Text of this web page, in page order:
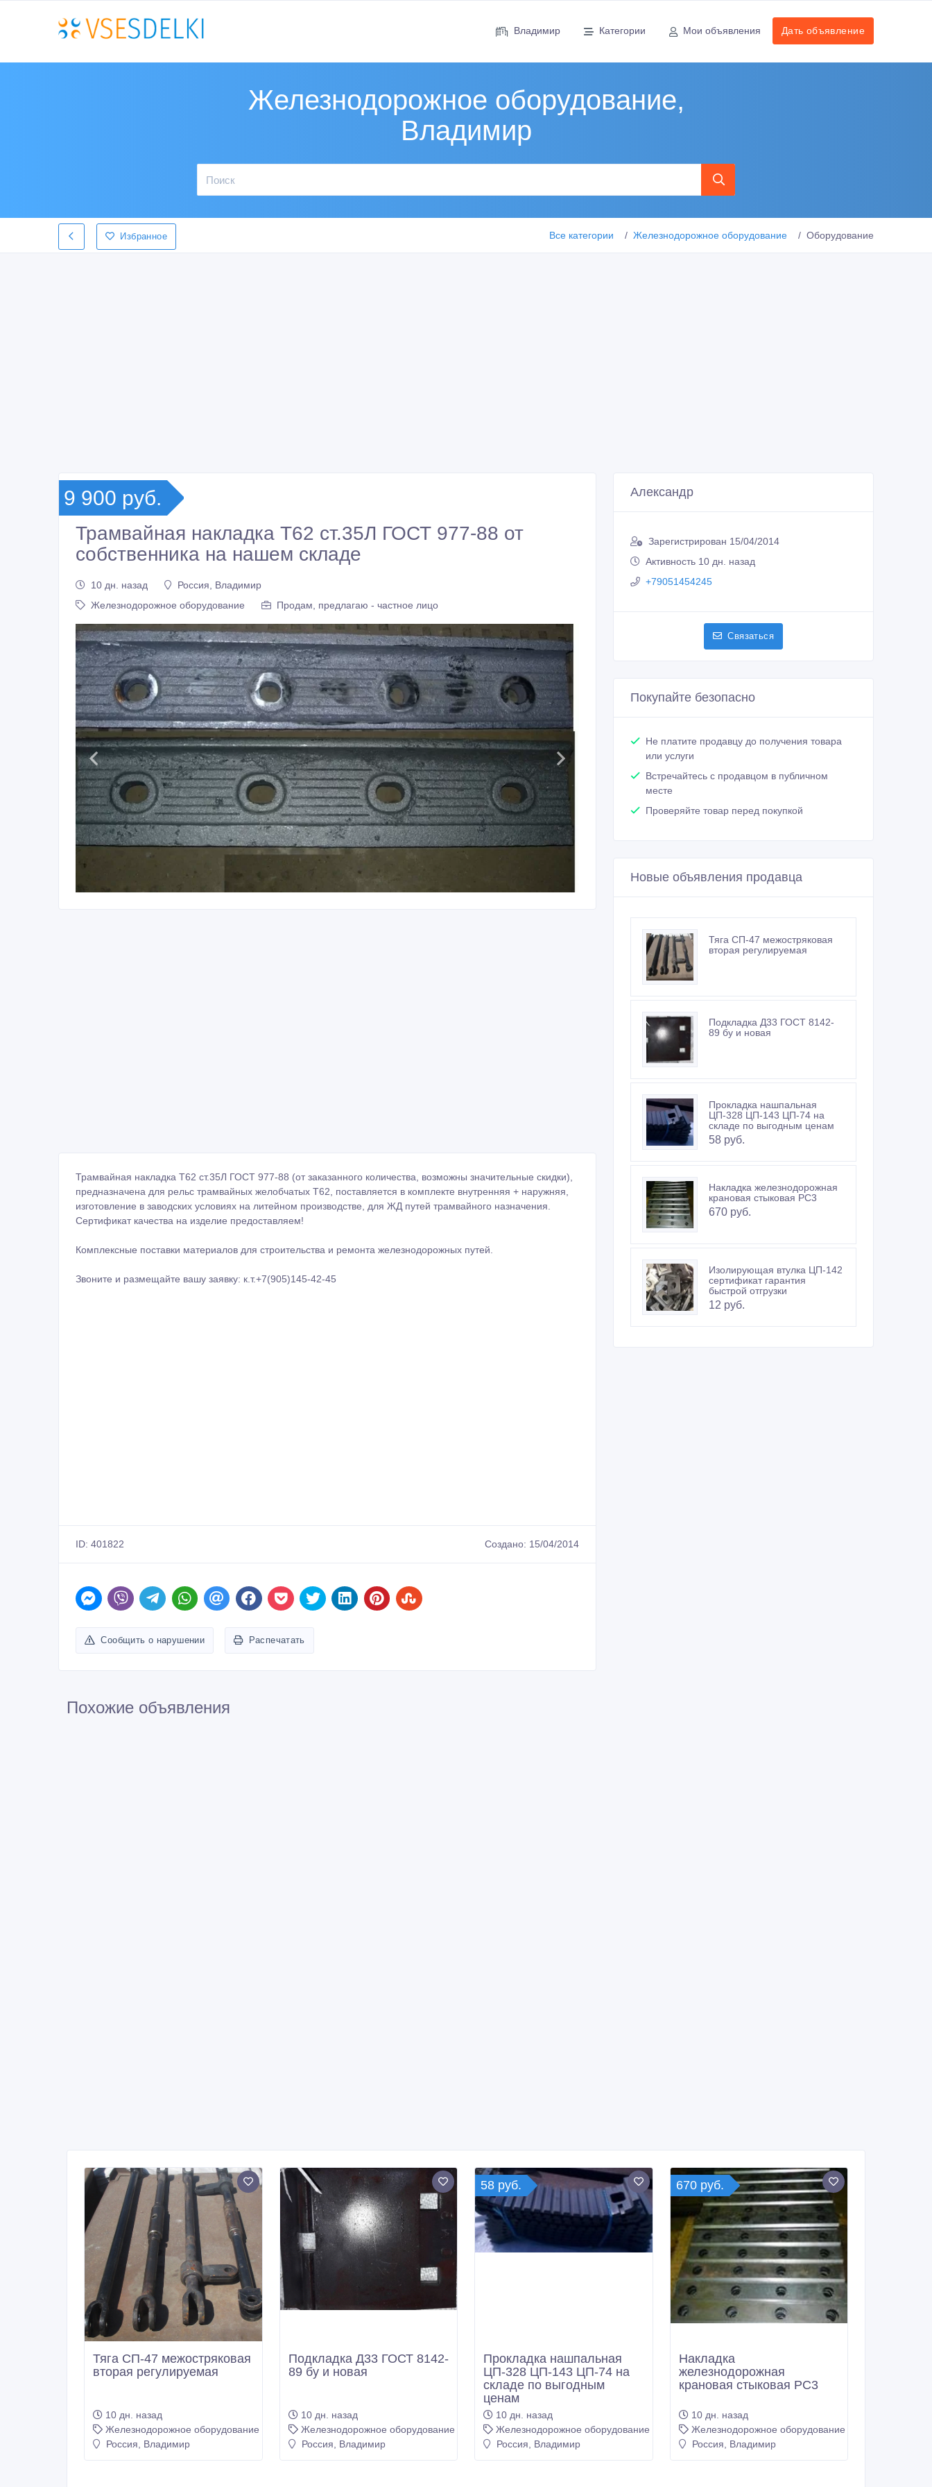
Владимир Категории Мои объявления Дать объявление
Железнодорожное оборудование,
Владимир
Избранное Все категории Железнодорожное оборудование Оборудование
9 900 руб.
Трамвайная накладка Т62 ст.35Л ГОСТ 977-88 от
собственника на нашем складе
10 дн. назад
Россия, Владимир
Железнодорожное оборудование
Продам, предлагаю - частное лицо
Трамвайная накладка Т62 ст.35Л ГОСТ 977-88 (от заказанного количества, возможны значительные скидки),
предназначена для рельс трамвайных желобчатых Т62, поставляется в комплекте внутренняя + наружняя,
изготовление в заводских условиях на литейном производстве, для ЖД путей трамвайного назначения.
Сертификат качества на изделие предоставляем!
Комплексные поставки материалов для строительства и ремонта железнодорожных путей.
Звоните и размещайте вашу заявку: к.т.+7(905)145-42-45
ID: 401822 Создано: 15/04/2014
Сообщить о нарушении Распечатать
Александр
Зарегистрирован 15/04/2014
Активность 10 дн. назад
+79051454245
Связаться
Покупайте безопасно
Не платите продавцу до получения товара
или услуги
Встречайтесь с продавцом в публичном
месте
Проверяйте товар перед покупкой
Новые объявления продавца
Тяга СП-47 межостряковая
вторая регулируемая
Подкладка Д33 ГОСТ 8142-
89 бу и новая
Прокладка нашпальная
ЦП-328 ЦП-143 ЦП-74 на
складе по выгодным ценам
58 руб.
Накладка железнодорожная
крановая стыковая РС3
670 руб.
Изолирующая втулка ЦП-142
сертификат гарантия
быстрой отгрузки
12 руб.
Похожие объявления
Тяга СП-47 межостряковая
вторая регулируемая
10 дн. назад
Железнодорожное оборудование
Россия, Владимир
Подкладка Д33 ГОСТ 8142-
89 бу и новая
10 дн. назад
Железнодорожное оборудование
Россия, Владимир
58 руб.
Прокладка нашпальная
ЦП-328 ЦП-143 ЦП-74 на
складе по выгодным
ценам
10 дн. назад
Железнодорожное оборудование
Россия, Владимир
670 руб.
Накладка
железнодорожная
крановая стыковая РС3
10 дн. назад
Железнодорожное оборудование
Россия, Владимир